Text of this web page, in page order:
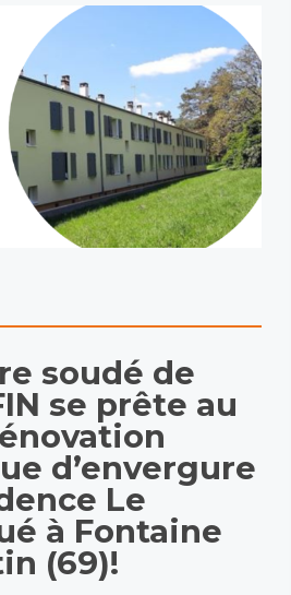
soudé de
se prête au
d’envergure
Le
à Fontaine
(69)!